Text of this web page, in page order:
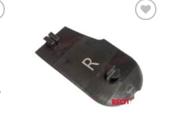
LISTE
D’ENVIES